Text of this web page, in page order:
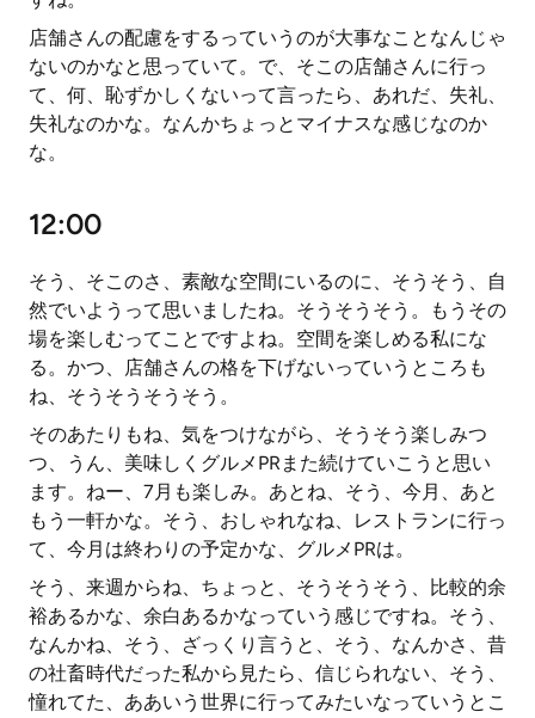
店舗さんの配慮をするっていうのが大事なことなんじゃ
ないのかなと思っていて。で、そこの店舗さんに行っ
て、何、恥ずかしくないって言ったら、あれだ、失礼、
失礼なのかな。なんかちょっとマイナスな感じなのか
な。
12:00
そう、そこのさ、素敵な空間にいるのに、そうそう、自
然でいようって思いましたね。そうそうそう。もうその
場を楽しむってことですよね。空間を楽しめる私にな
る。かつ、店舗さんの格を下げないっていうところも
ね、そうそうそうそう。
そのあたりもね、気をつけながら、そうそう楽しみつ
つ、うん、美味しくグルメPRまた続けていこうと思い
ます。ねー、7月も楽しみ。あとね、そう、今月、あと
もう一軒かな。そう、おしゃれなね、レストランに行っ
て、今月は終わりの予定かな、グルメPRは。
そう、来週からね、ちょっと、そうそうそう、比較的余
裕あるかな、余白あるかなっていう感じですね。そう、
なんかね、そう、ざっくり言うと、そう、なんかさ、昔
の社畜時代だった私から見たら、信じられない、そう、
憧れてた、ああいう世界に行ってみたいなっていうとこ